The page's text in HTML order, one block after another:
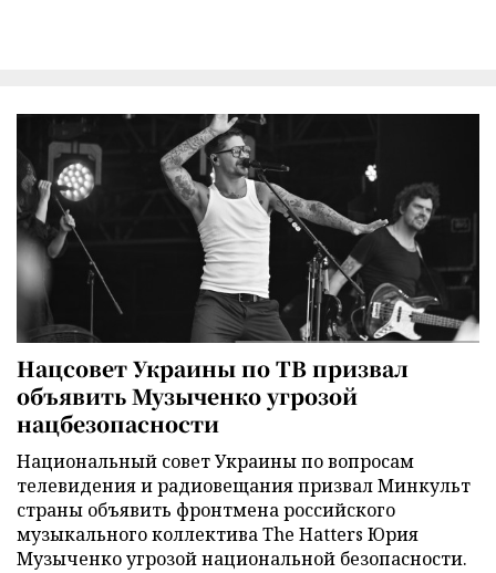
Нацсовет Украины по ТВ призвал
объявить Музыченко угрозой
нацбезопасности
Национальный совет Украины по вопросам
телевидения и радиовещания призвал Минкульт
страны объявить фронтмена российского
музыкального коллектива The Hatters Юрия
Музыченко угрозой национальной безопасности.